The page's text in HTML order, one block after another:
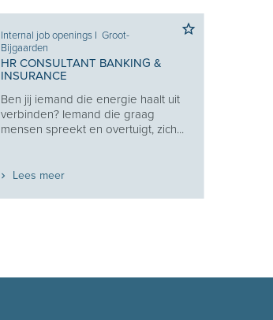
Internal job openings I Groot-
Bijgaarden
HR CONSULTANT BANKING &
INSURANCE
Ben jij iemand die energie haalt uit
verbinden? Iemand die graag
mensen spreekt en overtuigt, zich...
Lees meer